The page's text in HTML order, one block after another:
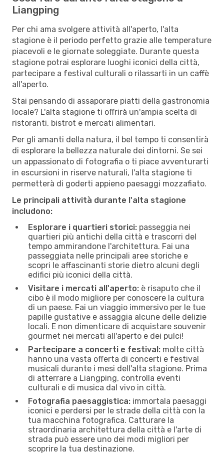
Liangping
Per chi ama svolgere attività all'aperto, l'alta
stagione è il periodo perfetto grazie alle temperature
piacevoli e le giornate soleggiate. Durante questa
stagione potrai esplorare luoghi iconici della città,
partecipare a festival culturali o rilassarti in un caffè
all'aperto.
Stai pensando di assaporare piatti della gastronomia
locale? L'alta stagione ti offrirà un'ampia scelta di
ristoranti, bistrot e mercati alimentari.
Per gli amanti della natura, il bel tempo ti consentirà
di esplorare la bellezza naturale dei dintorni. Se sei
un appassionato di fotografia o ti piace avventurarti
in escursioni in riserve naturali, l'alta stagione ti
permetterà di goderti appieno paesaggi mozzafiato.
Le principali attività durante l'alta stagione
includono:
Esplorare i quartieri storici: passeggia nei
quartieri più antichi della città e trascorri del
tempo ammirandone l'architettura. Fai una
passeggiata nelle principali aree storiche e
scopri le affascinanti storie dietro alcuni degli
edifici più iconici della città.
Visitare i mercati all'aperto: è risaputo che il
cibo è il modo migliore per conoscere la cultura
di un paese. Fai un viaggio immersivo per le tue
papille gustative e assaggia alcune delle delizie
locali. E non dimenticare di acquistare souvenir
gourmet nei mercati all'aperto e dei pulci!
Partecipare a concerti e festival: molte città
hanno una vasta offerta di concerti e festival
musicali durante i mesi dell'alta stagione. Prima
di atterrare a Liangping, controlla eventi
culturali e di musica dal vivo in città.
Fotografia paesaggistica: immortala paesaggi
iconici e perdersi per le strade della città con la
tua macchina fotografica. Catturare la
straordinaria architettura della città e l'arte di
strada può essere uno dei modi migliori per
scoprire la tua destinazione.